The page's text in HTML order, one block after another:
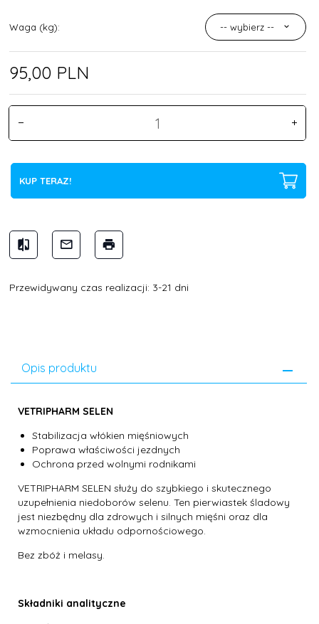
Waga (kg): -- wybierz --
95,00 PLN
KUP TERAZ!
Przewidywany czas realizacji: 3-21 dni
Opis produktu
VETRIPHARM SELEN
Stabilizacja włókien mięśniowych
Poprawa właściwości jezdnych
Ochrona przed wolnymi rodnikami
VETRIPHARM SELEN służy do szybkiego i skutecznego
uzupełnienia niedoborów selenu. Ten pierwiastek śladowy
jest niezbędny dla zdrowych i silnych mięśni oraz dla
wzmocnienia układu odpornościowego.
Bez zbóż i melasy.
Składniki analityczne